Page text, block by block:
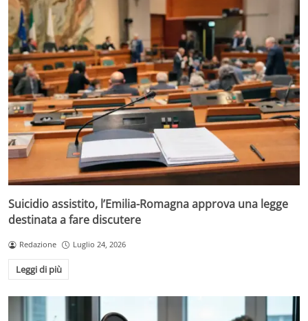
Suicidio assistito, l’Emilia-Romagna approva una legge
destinata a fare discutere
Redazione Luglio 24, 2026
Leggi di più